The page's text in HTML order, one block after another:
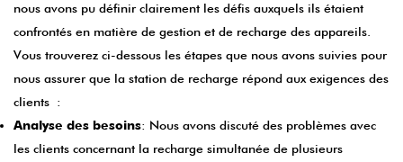
nous avons pu définir clairement les défis auxquels ils étaient
confrontés en matière de gestion et de recharge des appareils.
Vous trouverez ci-dessous les étapes que nous avons suivies pour
nous assurer que la station de recharge répond aux exigences des
clients :
Analyse des besoins: Nous avons discuté des problèmes avec
les clients concernant la recharge simultanée de plusieurs